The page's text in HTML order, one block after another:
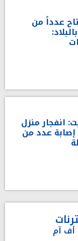
عدداً من
انفجار منزل
عدد من
أف آم